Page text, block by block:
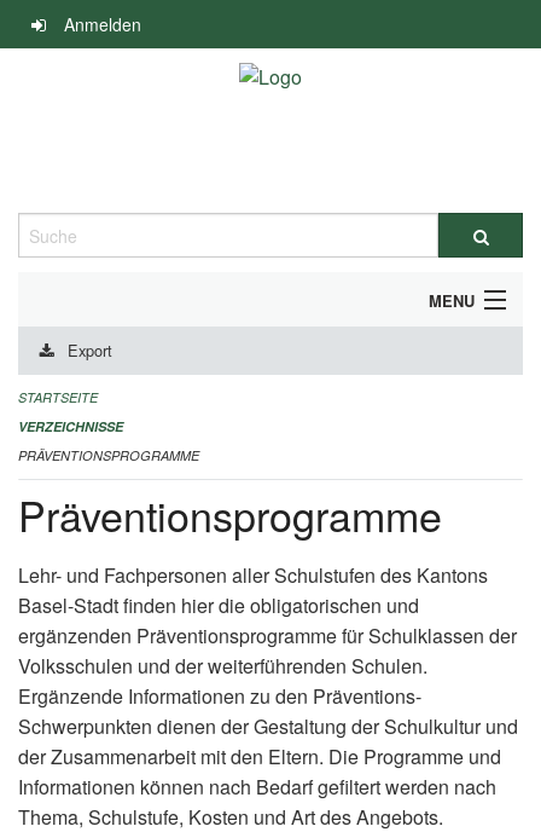
Navigation
überspringen
Anmelden
Suche
MENU
DURCHFÜHRUNG UND FINANZIERUNG
IMPRESSUM
Export
STARTSEITE
VERZEICHNISSE
PRÄVENTIONSPROGRAMME
Präventionsprogramme
Lehr- und Fachpersonen aller Schulstufen des Kantons
Basel-Stadt finden hier die obligatorischen und
ergänzenden Präventionsprogramme für Schulklassen der
Volksschulen und der weiterführenden Schulen.
Ergänzende Informationen zu den Präventions-
Schwerpunkten dienen der Gestaltung der Schulkultur und
der Zusammenarbeit mit den Eltern. Die Programme und
Informationen können nach Bedarf gefiltert werden nach
Thema, Schulstufe, Kosten und Art des Angebots.